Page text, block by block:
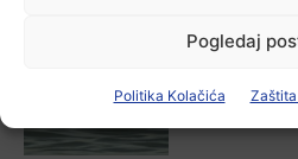
Pogledaj
Politika Kolačića
Aktualno
Divlja liga